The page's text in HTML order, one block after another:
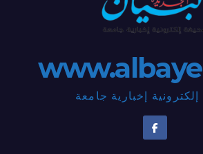
إخبارية جامعة